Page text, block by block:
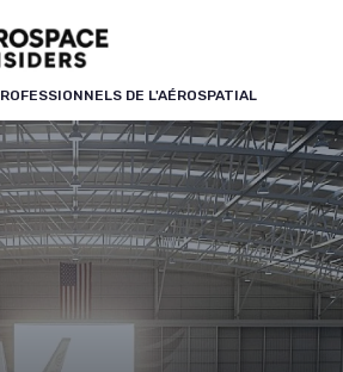
DE L'AÉROSPATIAL
cookies